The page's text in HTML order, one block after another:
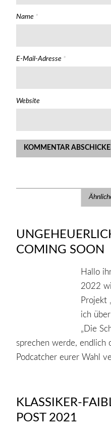
Name *
E-Mail-Adresse *
Website
COMING SOON
Hallo
2022
Projekt
ich
„Die
sprechen werde, endlich
Podcatcher eurer Wahl
KLASSIKER-
POST 2021